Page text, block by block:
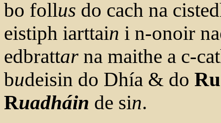
bo follus do cach na
eistiph iarttain i n-onoir
edbrattar na maithe a c-
budeisin do Dhía & do
Ruadháin de sin.